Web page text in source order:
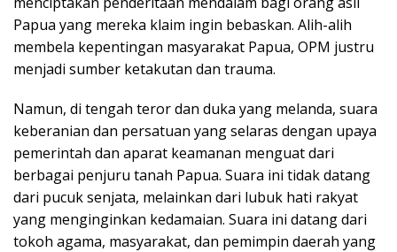
Papua yang mereka klaim ingin bebaskan. Alih-alih
membela kepentingan masyarakat Papua, OPM justru
menjadi sumber ketakutan dan trauma.
Namun, di tengah teror dan duka yang melanda, suara
keberanian dan persatuan yang selaras dengan upaya
pemerintah dan aparat keamanan menguat dari
berbagai penjuru tanah Papua. Suara ini tidak datang
dari pucuk senjata, melainkan dari lubuk hati rakyat
yang menginginkan kedamaian. Suara ini datang dari
tokoh agama, masyarakat, dan pemimpin daerah yang